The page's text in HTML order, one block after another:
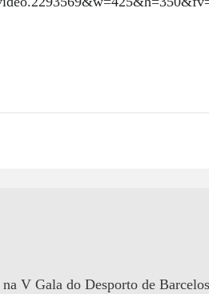
V Gala do Desporto de